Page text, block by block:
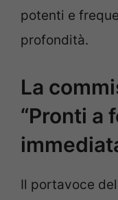
potenti e
profondità.
La
“Pronti a
Il portavoce